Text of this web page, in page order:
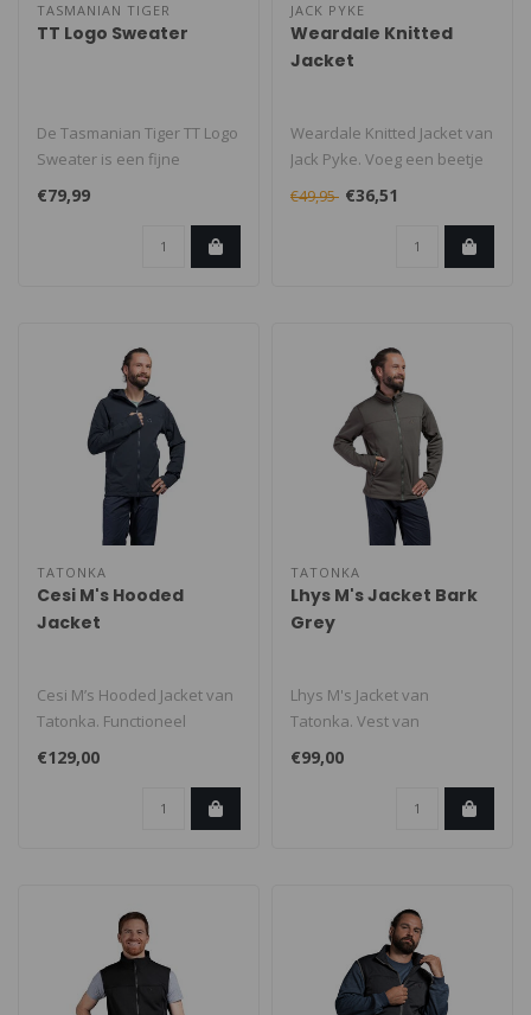
TASMANIAN TIGER
TT Logo Sweater
De Tasmanian Tiger TT Logo
Sweater is een fijne
pullover voor casual wear,
werk ..
€79,99
JACK PYKE
Weardale Knitted
Jacket
Weardale Knitted Jacket van
Jack Pyke. Voeg een beetje
stijl toe aan je casual ..
€49,95 €36,51
TATONKA
Cesi M's Hooded
Jacket
Cesi M’s Hooded Jacket van
Tatonka. Functioneel
softshell jack met
verstelbare..
€129,00
TATONKA
Lhys M's Jacket Bark
Grey
Lhys M's Jacket van
Tatonka. Vest van
stretchfleece met
verstelbare hoge kraag. ..
€99,00